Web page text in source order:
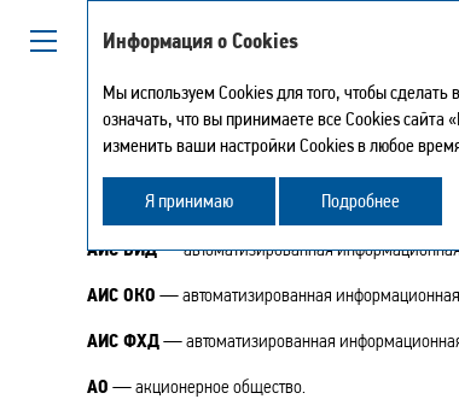
АББРЕВИАТУРЫ
АИС ВИД— автоматизированная
АИС ОКО — автоматизированная
АИС ФХД— автоматизированная информационная
АО — акционерное общество.
Информация о Cookies
Мы используем Cookies для того, чтобы
означать, что вы принимаете все Cookies
изменить ваши настройки Cookies в любое
Я принимаю Подробнее